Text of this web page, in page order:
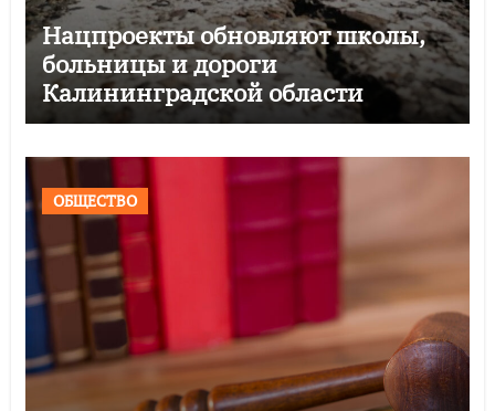
Нацпроекты обновляют школы,
больницы и дороги
Калининградской области
ОБЩЕСТВО